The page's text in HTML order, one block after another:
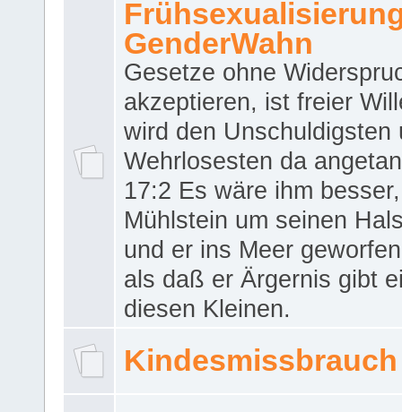
GenderWahn
Gesetze ohne
akzeptieren, ist freier
wird den Unschuldigsten
Wehrlosesten da
17:2 Es wäre ihm
Mühlstein um seinen
und er ins Meer
als daß er Ärgernis gibt
diesen Kleinen.
Kindesmissbrauch